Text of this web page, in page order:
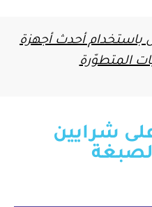
أحدث أجهزة
المتطوّرة
شرايين